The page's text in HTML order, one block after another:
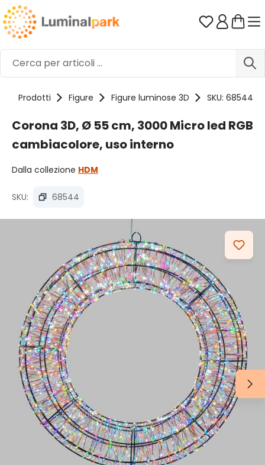
Passa al contenuto principale Hai 0
Prodotti Figure Figure luminose 3D SKU: 68544
Corona 3D, Ø 55 cm, 3000 Micro led RGB
cambiacolore, uso interno
Dalla collezione HDM
SKU: 68544